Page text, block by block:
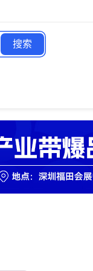
搜索